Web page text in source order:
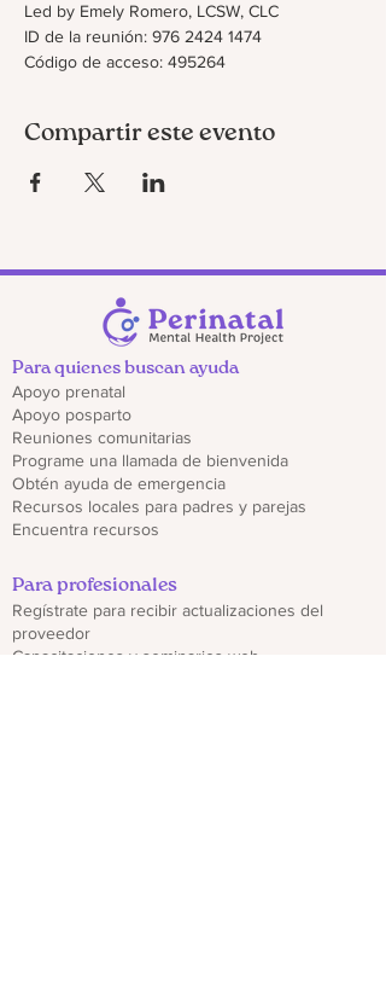
Led by Emely Romero, LCSW, CLC
ID de la reunión: 976 2424 1474
Código de acceso: 495264
Compartir este evento
Para quienes buscan ayuda
Apoyo prenatal
Apoyo posparto
Reuniones comunitarias
Programe una llamada de bienvenida
Obtén ayuda de emergencia
Recursos locales para padres y parejas
Encuentra recursos
Para profesionales
Regístrate para recibir actualizaciones del
proveedor
Capacitaciones y seminarios web